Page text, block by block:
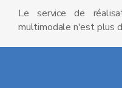
Le service de
multimodale n'est plus